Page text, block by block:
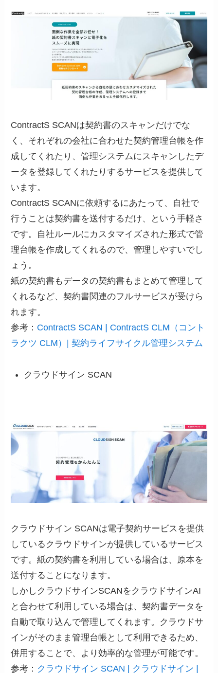
ContractS SCANは契約書のスキャンだけでな
く、それぞれの会社に合わせた契約管理台帳を作
成してくれたり、管理システムにスキャンしたデ
ータを登録してくれたりするサービスを提供して
います。
ContractS SCANに依頼するにあたって、自社で
行うことは契約書を送付するだけ、という手軽さ
です。自社ルールにカスタマイズされた形式で管
理台帳を作成してくれるので、管理しやすいでし
ょう。
紙の契約書もデータの契約書もまとめて管理して
くれるなど、契約書関連のフルサービスが受けら
れます。
参考： ContractS SCAN | ContractS CLM（コント
ラクツ CLM）| 契約ライフサイクル管理システム
クラウドサイン SCAN
クラウドサイン SCANは電子契約サービスを提供
しているクラウドサインが提供しているサービス
です。紙の契約書を利用している場合は、原本を
送付することになります。
しかしクラウドサインSCANをクラウドサインAI
と合わせて利用している場合は、契約書データを
自動で取り込んで管理してくれます。クラウドサ
インがそのまま管理台帳として利用できるため、
併用することで、より効率的な管理が可能です。
参考： クラウドサイン SCAN | クラウドサイン |